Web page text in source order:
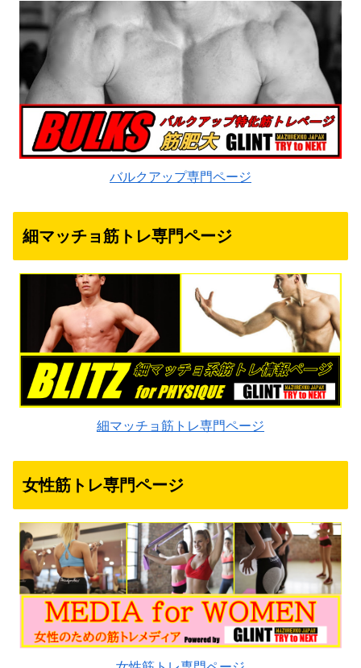
バルクアップ専門ページ
細マッチョ筋トレ専門ページ
細マッチョ筋トレ専門ページ
女性筋トレ専門ページ